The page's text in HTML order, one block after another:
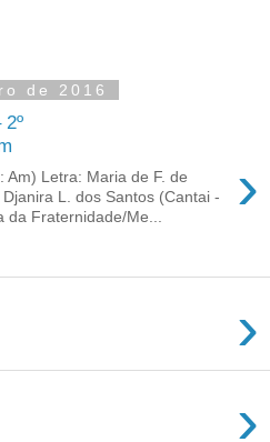
de 2016
›
Am) Letra: Maria de F. de
L. dos Santos (Cantai -
da Fraternidade/Me...
›
›